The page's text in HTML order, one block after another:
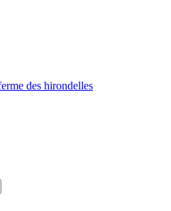
des hirondelles